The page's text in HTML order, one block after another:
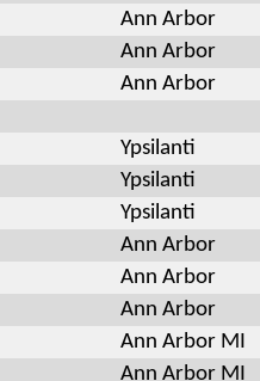
Ann Arbor
Ann Arbor
Ann Arbor
Ypsilanti
Ypsilanti
Ypsilanti
Ann Arbor
Ann Arbor
Ann Arbor
Ann Arbor MI
Ann Arbor MI